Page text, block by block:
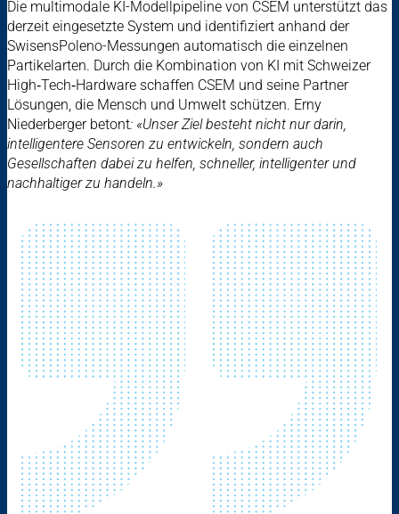
Die multimodale KI-Modellpipeline von CSEM unterstützt das
derzeit eingesetzte System und identifiziert anhand der
SwisensPoleno-Messungen automatisch die einzelnen
Partikelarten. Durch die Kombination von KI mit Schweizer
High‑Tech‑Hardware schaffen CSEM und seine Partner
Lösungen, die Mensch und Umwelt schützen. Erny
Niederberger betont: «Unser Ziel besteht nicht nur darin,
intelligentere Sensoren zu entwickeln, sondern auch
Gesellschaften dabei zu helfen, schneller, intelligenter und
nachhaltiger zu handeln.»